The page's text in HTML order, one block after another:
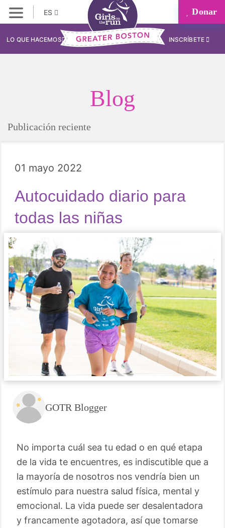
ES Donar
LO QUE HACEMOS INSCRÍBETE
Blog
Publicación reciente
01 mayo 2022
Autocuidado diario para
todas las niñas
GOTR Blogger
No importa cuál sea tu edad o en qué etapa
de la vida te encuentres, es indiscutible que a
la mayoría de nosotros nos vendría bien un
estímulo para nuestra salud física, mental y
emocional. La vida puede ser desalentadora
y francamente agotadora, así que tomarse